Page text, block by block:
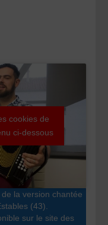
cookies de
ci-dessous
la version chantée
(43).
sur le site des